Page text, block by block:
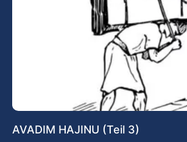
AVADIM HAJINU (Teil 3)